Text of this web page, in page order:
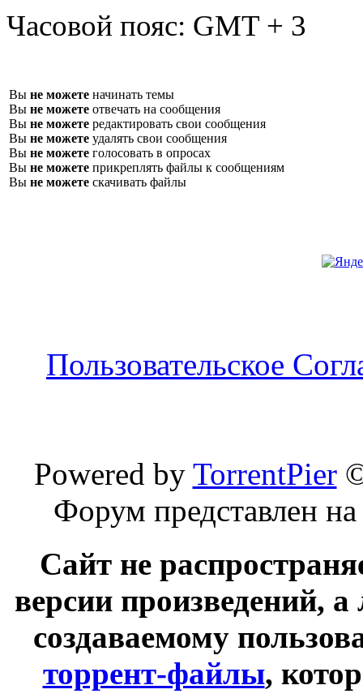
Часовой пояс: GMT + 3
Вы не можете начинать темы
Вы не можете отвечать на сообщения
Вы не можете редактировать свои сообщения
Вы не можете удалять свои сообщения
Вы не можете голосовать в опросах
Вы не можете прикреплять файлы к сообщениям
Вы не можете скачивать файлы
Пользовательское
Powered by TorrentPier
Форум представлен
Сайт не
версии произведений,
создаваемому
торрент-файлы,